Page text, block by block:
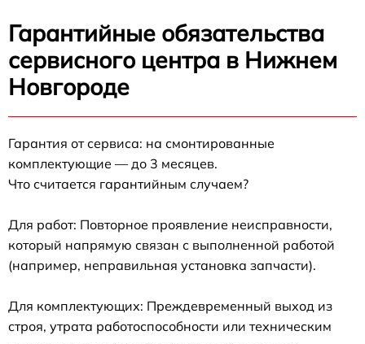
Гарантийные обязательства
сервисного центра в Нижнем
Новгороде
Гарантия от сервиса: на смонтированные
комплектующие — до 3 месяцев.
Что считается гарантийным случаем?
Для работ: Повторное проявление неисправности,
который напрямую связан с выполненной работой
(например, неправильная установка запчасти).
Для комплектующих: Преждевременный выход из
строя, утрата работоспособности или техническим